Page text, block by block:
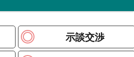
示談交渉